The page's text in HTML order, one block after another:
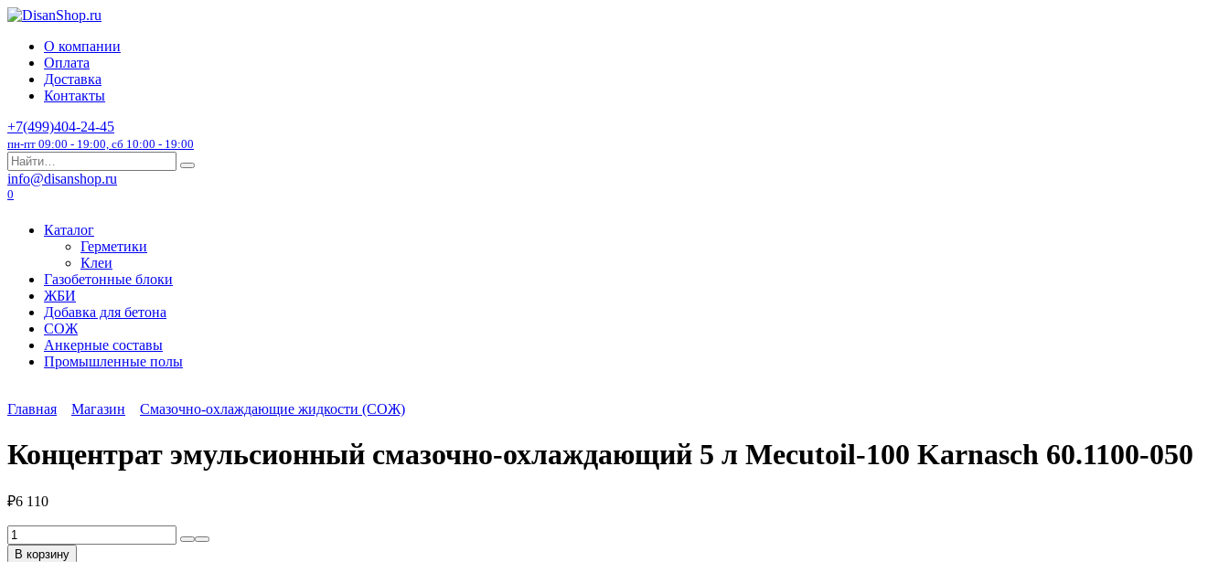
Перейти
содержанию
О компании
Оплата
Доставка
Контакты
+7(499)404-24-45
пн-пт 09:00 - 19:00, сб 10:00 - 19:00
Search
for:
info@disanshop.ru
0
Каталог
Герметики
Клеи
Газобетонные блоки
ЖБИ
Добавка для бетона
СОЖ
Анкерные составы
Промышленные полы
Главная Магазин Смазочно-охлаждающие жидкости (СОЖ)
Концентрат эмульсионный смазочно-охлаждающий 5 л Mecutoil-100 Karnasch 60.1100-050
₽6 110
Количество
товара
В корзину